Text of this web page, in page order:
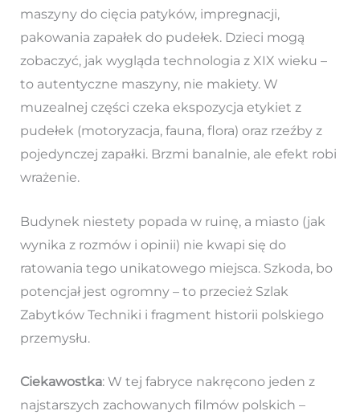
maszyny do cięcia patyków, impregnacji,
pakowania zapałek do pudełek. Dzieci mogą
zobaczyć, jak wygląda technologia z XIX wieku –
to autentyczne maszyny, nie makiety. W
muzealnej części czeka ekspozycja etykiet z
pudełek (motoryzacja, fauna, flora) oraz rzeźby z
pojedynczej zapałki. Brzmi banalnie, ale efekt robi
wrażenie.
Budynek niestety popada w ruinę, a miasto (jak
wynika z rozmów i opinii) nie kwapi się do
ratowania tego unikatowego miejsca. Szkoda, bo
potencjał jest ogromny – to przecież Szlak
Zabytków Techniki i fragment historii polskiego
przemysłu.
Ciekawostka: W tej fabryce nakręcono jeden z
najstarszych zachowanych filmów polskich –